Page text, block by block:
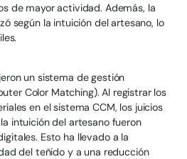
de mayor actividad. Además, la
según la intuición del artesano, lo
un sistema de gestión
Color Matching). Al registrar los
en el sistema CCM, los juicios
intuición del artesano fueron
Esto ha llevado a la
del teñido y a una reducción